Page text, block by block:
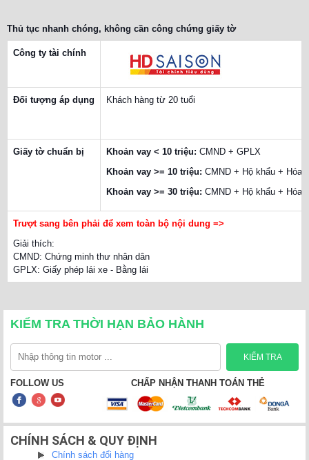
Thủ tục nhanh chóng, không cần công chứng giấy tờ
Công ty tài chính
Đối tượng áp dụng Khách hàng từ 20 tuổi
Giấy tờ chuẩn bị Khoản vay < 10 triệu: CMND + GPLX
Khoản vay >= 10 triệu: CMND + Hộ khẩu + Hóa
Khoản vay >= 30 triệu: CMND + Hộ khẩu + Hóa
Trượt sang bên phải để xem toàn bộ nội dung =>
Giải thích:
CMND: Chứng minh thư nhân dân
GPLX: Giấy phép lái xe - Bằng lái
KIỂM TRA THỜI HẠN BẢO HÀNH
FOLLOW US CHẤP NHẬN THANH TOÁN THẺ
CHÍNH SÁCH & QUY ĐỊNH
Chính sách đổi hàng